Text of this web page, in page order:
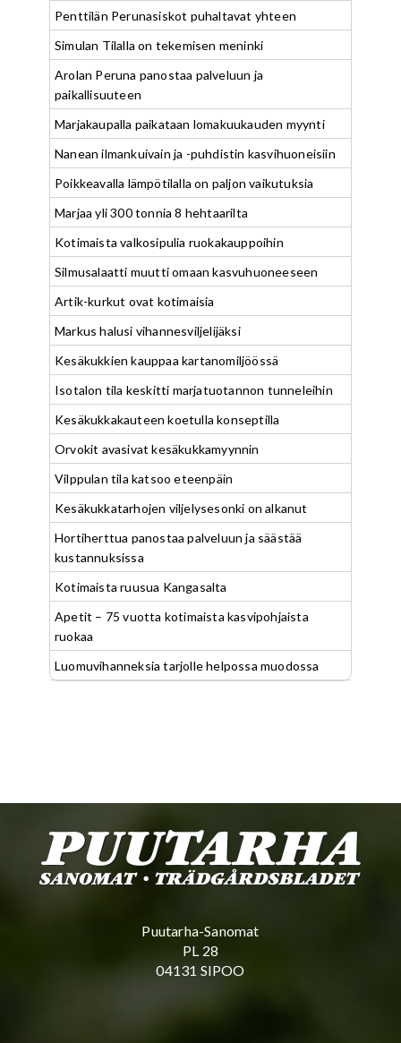
Penttilän Perunasiskot puhaltavat yhteen
Simulan Tilalla on tekemisen meninki
Arolan Peruna panostaa palveluun ja
paikallisuuteen
Marjakaupalla paikataan lomakuukauden myynti
Nanean ilmankuivain ja -puhdistin kasvihuoneisiin
Poikkeavalla lämpötilalla on paljon vaikutuksia
Marjaa yli 300 tonnia 8 hehtaarilta
Kotimaista valkosipulia ruokakauppoihin
Silmusalaatti muutti omaan kasvuhuoneeseen
Artik-kurkut ovat kotimaisia
Markus halusi vihannesviljelijäksi
Kesäkukkien kauppaa kartanomiljöössä
Isotalon tila keskitti marjatuotannon tunneleihin
Kesäkukkakauteen koetulla konseptilla
Orvokit avasivat kesäkukkamyynnin
Vilppulan tila katsoo eteenpäin
Kesäkukkatarhojen viljelysesonki on alkanut
Hortiherttua panostaa palveluun ja säästää
kustannuksissa
Kotimaista ruusua Kangasalta
Apetit – 75 vuotta kotimaista kasvipohjaista
ruokaa
Luomuvihanneksia tarjolle helpossa muodossa
Puutarha-Sanomat
PL 28
04131 SIPOO